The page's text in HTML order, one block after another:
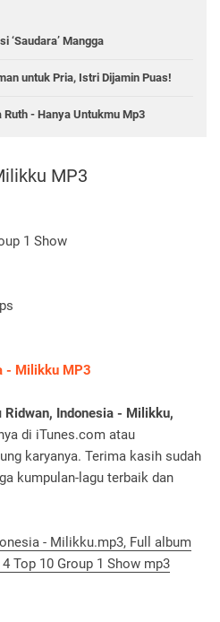
‘Saudara’ Mangga
untuk Pria, Istri Dijamin Puas!
- Hanya Untukmu Mp3
MP3
1 Show
- Milikku MP3
Ridwan, Indonesia - Milikku,
di iTunes.com atau
karyanya. Terima kasih sudah
kumpulan-lagu terbaik dan
- Milikku.mp3, Full album
Top 10 Group 1 Show mp3